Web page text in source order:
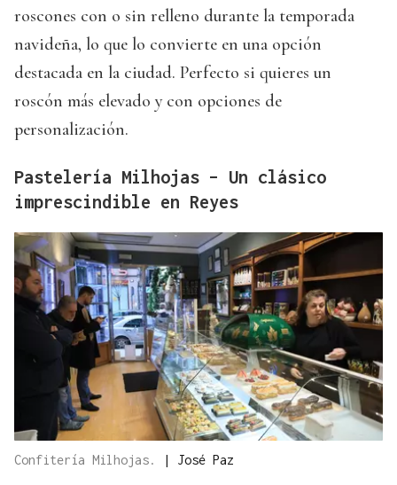
roscones con o sin relleno durante la temporada
navideña, lo que lo convierte en una opción
destacada en la ciudad. Perfecto si quieres un
roscón más elevado y con opciones de
personalización.
Pastelería Milhojas – Un clásico
imprescindible en Reyes
Confitería Milhojas. | José Paz